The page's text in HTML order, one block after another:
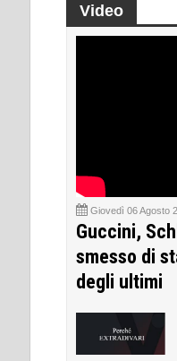
Video
Giovedì 06 Agosto
Guccini,
smesso di
degli ultimi